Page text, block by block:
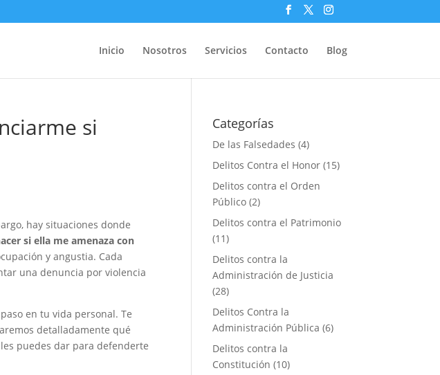
Inicio Nosotros Servicios Contacto Blog
si
hay situaciones donde
si ella me amenaza con
y angustia. Cada
una denuncia por violencia
en tu vida personal. Te
detalladamente qué
puedes dar para defenderte
Categorías
De las Falsedades (4)
Delitos Contra el Honor (15)
Delitos contra el Orden
Público (2)
Delitos contra el Patrimonio
(11)
Delitos contra la
Administración de Justicia
(28)
Delitos Contra la
Administración Pública (6)
Delitos contra la
Constitución (10)